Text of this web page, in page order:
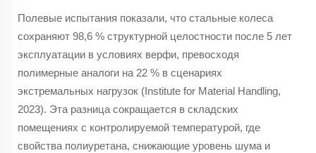
Полевые испытания показали, что стальные колеса
сохраняют 98,6 % структурной целостности после 5 лет
эксплуатации в условиях верфи, превосходя
полимерные аналоги на 22 % в сценариях
экстремальных нагрузок (Institute for Material Handling,
2023). Эта разница сокращается в складских
помещениях с контролируемой температурой, где
свойства полиуретана, снижающие уровень шума и